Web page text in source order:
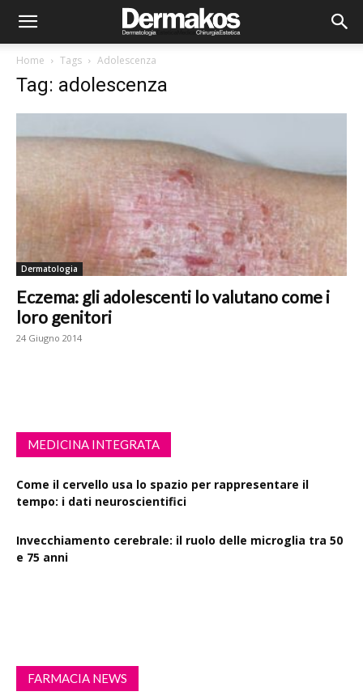
Home Tags Adolescenza
Tag: adolescenza
Dermatologia
Eczema: gli adolescenti lo valutano come i
loro genitori
24 Giugno 2014
MEDICINA INTEGRATA
Come il cervello usa lo spazio per rappresentare il
tempo: i dati neuroscientifici
Invecchiamento cerebrale: il ruolo delle microglia tra 50
e 75 anni
FARMACIA NEWS